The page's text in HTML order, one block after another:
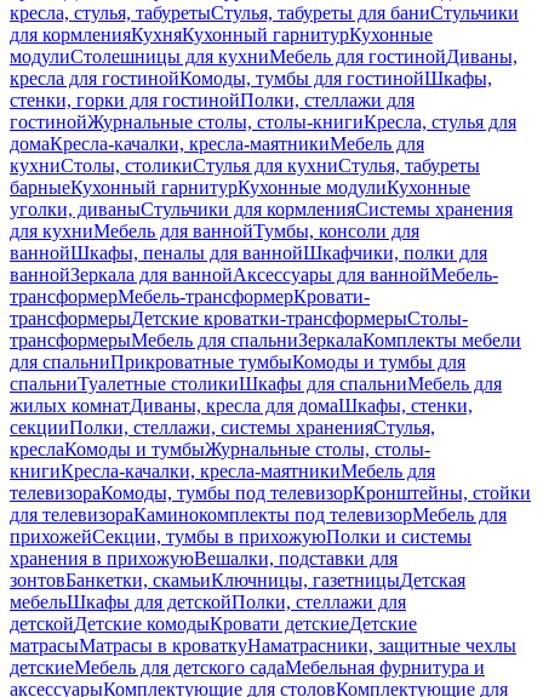
кресла, стулья, табуретыСтулья, табуреты для баниСтульчики
для кормленияКухняКухонный гарнитурКухонные
модулиСтолешницы для кухниМебель для гостинойДиваны,
кресла для гостинойКомоды, тумбы для гостинойШкафы,
стенки, горки для гостинойПолки, стеллажи для
гостинойЖурнальные столы, столы-книгиКресла, стулья для
домаКресла-качалки, кресла-маятникиМебель для
кухниСтолы, столикиСтулья для кухниСтулья, табуреты
барныеКухонный гарнитурКухонные модулиКухонные
уголки, диваныСтульчики для кормленияСистемы хранения
для кухниМебель для ваннойТумбы, консоли для
ваннойШкафы, пеналы для ваннойШкафчики, полки для
ваннойЗеркала для ваннойАксессуары для ваннойМебель-
трансформерМебель-трансформерКровати-
трансформерыДетские кроватки-трансформерыСтолы-
трансформерыМебель для спальниЗеркалаКомплекты мебели
для спальниПрикроватные тумбыКомоды и тумбы для
спальниТуалетные столикиШкафы для спальниМебель для
жилых комнатДиваны, кресла для домаШкафы, стенки,
секцииПолки, стеллажи, системы храненияСтулья,
креслаКомоды и тумбыЖурнальные столы, столы-
книгиКресла-качалки, кресла-маятникиМебель для
телевизораКомоды, тумбы под телевизорКронштейны, стойки
для телевизораКаминокомплекты под телевизорМебель для
прихожейСекции, тумбы в прихожуюПолки и системы
хранения в прихожуюВешалки, подставки для
зонтовБанкетки, скамьиКлючницы, газетницыДетская
мебельШкафы для детскойПолки, стеллажи для
детскойДетские комодыКровати детскиеДетские
матрасыМатрасы в кроваткуНаматрасники, защитные чехлы
детскиеМебель для детского садаМебельная фурнитура и
аксессуарыКомплектующие для столовКомплектующие для